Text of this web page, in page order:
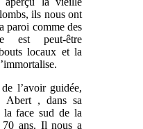
ils nous ont
paroi comme des
est peut-être
locaux et la
l’avoir guidée,
Abert , dans sa
la face sud de la
ans. Il nous a